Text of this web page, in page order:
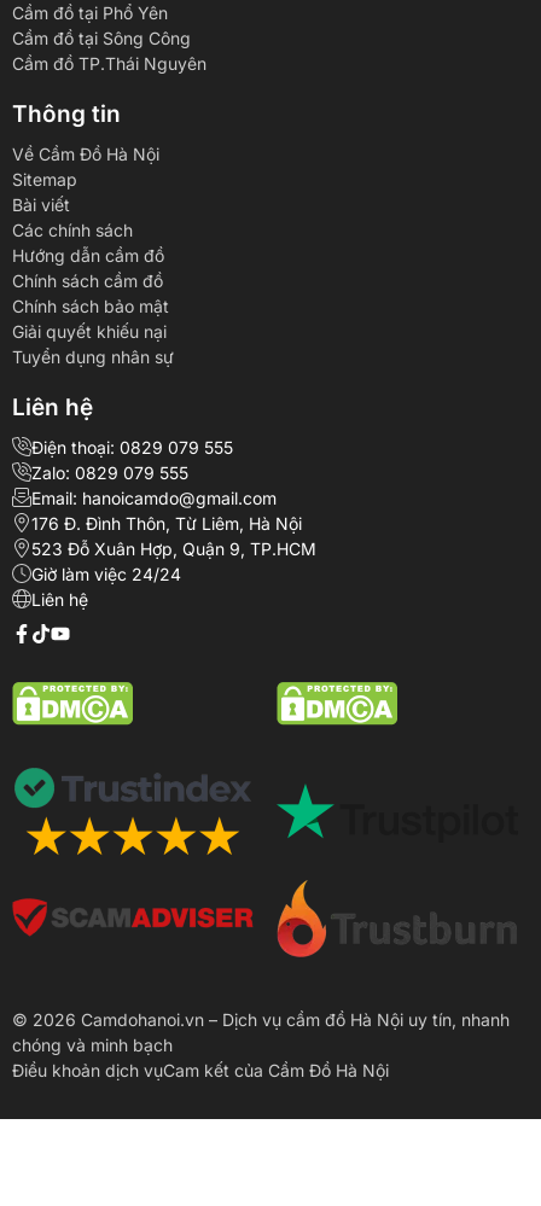
Cầm đồ tại Phổ Yên
Cầm đồ tại Sông Công
Cầm đồ TP.Thái Nguyên
Thông tin
Về Cầm Đồ Hà Nội
Sitemap
Bài viết
Các chính sách
Hướng dẫn cầm đồ
Chính sách cầm đồ
Chính sách bảo mật
Giải quyết khiếu nại
Tuyển dụng nhân sự
Liên hệ
Điện thoại: 0829 079 555
Zalo: 0829 079 555
Email: hanoicamdo@gmail.com
176 Đ. Đình Thôn, Từ Liêm, Hà Nội
523 Đỗ Xuân Hợp, Quận 9, TP.HCM
Giờ làm việc 24/24
Liên hệ
© 2026 Camdohanoi.vn – Dịch vụ cầm đồ Hà Nội uy tín, nhanh
chóng và minh bạch
Điều khoản dịch vụCam kết của Cầm Đồ Hà Nội